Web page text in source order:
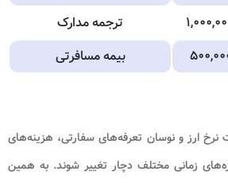
ترجمه مدارک
بیمه مسافرتی
نرخ ارز و نوسان تعرفه‌های سفارتی، هزینه‌های
زمانی مختلف دچار تغییر شوند. به همین